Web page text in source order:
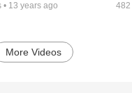
• 13 years ago 482
More Videos